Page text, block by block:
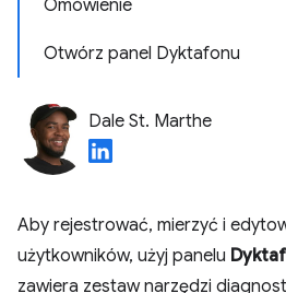
Omówienie
Otwórz panel Dyktafonu
Dale St. Marthe
Aby rejestrować, mierzyć i
użytkowników, użyj panelu
zawiera zestaw narzędzi